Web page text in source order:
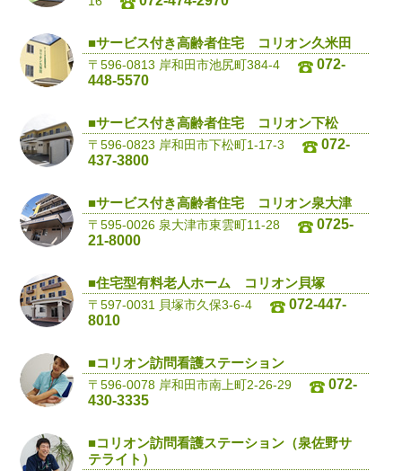
■サービス付き高齢者住宅 コリオン久米田
〒596-0813 岸和田市池尻町384-4
072-
448-5570
■サービス付き高齢者住宅 コリオン下松
〒596-0823 岸和田市下松町1-17-3
072-
437-3800
■サービス付き高齢者住宅 コリオン泉大津
〒595-0026 泉大津市東雲町11-28
0725-
21-8000
■住宅型有料老人ホーム コリオン貝塚
〒597-0031 貝塚市久保3-6-4
072-447-
8010
■コリオン訪問看護ステーション
〒596-0078 岸和田市南上町2-26-29
072-
430-3335
■コリオン訪問看護ステーション（泉佐野サ
テライト）